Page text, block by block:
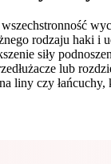
rodzaju haki i
siły
lub
liny czy